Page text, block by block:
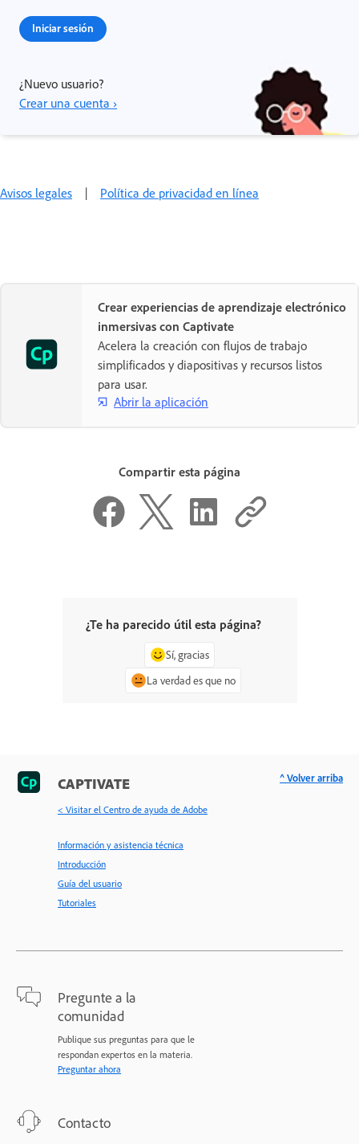
Iniciar sesión
¿Nuevo usuario?
Crear una cuenta ›
Avisos legales | Política de privacidad en línea
Crear experiencias de aprendizaje electrónico
inmersivas con Captivate
Acelera la creación con flujos de trabajo
simplificados y diapositivas y recursos listos
para usar.
Abrir la aplicación
Compartir esta página
¿Te ha parecido útil esta página?
Sí, gracias
La verdad es que no
CAPTIVATE
< Visitar el Centro de ayuda de Adobe
Información y asistencia técnica
Introducción
Guía del usuario
Tutoriales
Pregunte a la
comunidad
Publique sus preguntas para que le
respondan expertos en la materia.
Preguntar ahora
Contacto
^ Volver arriba